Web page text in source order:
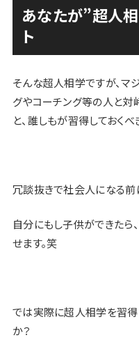
あなたが”超人
ト
そんな超人相学ですが、マ
グやコーチング等の人と対
と、誰しもが習得しておくべ
冗談抜きで社会人になる前
自分にもし子供ができたら
せます。笑
では実際に超人相学を習得
か？